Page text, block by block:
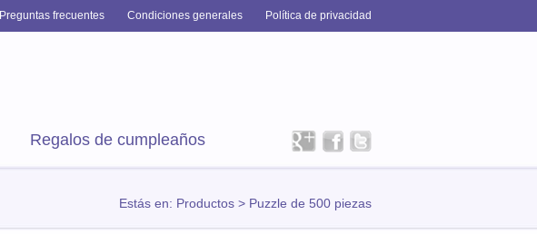
Política de privacidad
Condiciones generales
Preguntas frecuentes
Regalos de cumpleaños
Estás en: Productos > Puzzle de 500 piezas